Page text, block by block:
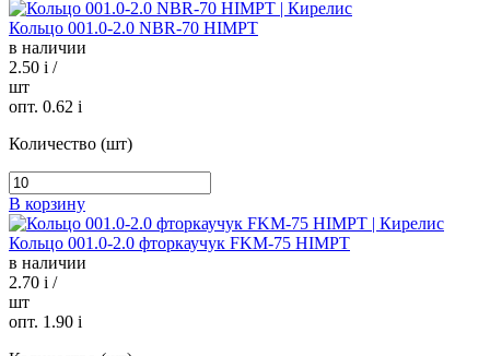
Кольцо 001.0-2.0 NBR-70 HIMPT
в наличии
2.50 i /
шт
опт. 0.62 i
Количество (шт)
В корзину
Кольцо 001.0-2.0 фторкаучук FKM-75 HIMPT
в наличии
2.70 i /
шт
опт. 1.90 i